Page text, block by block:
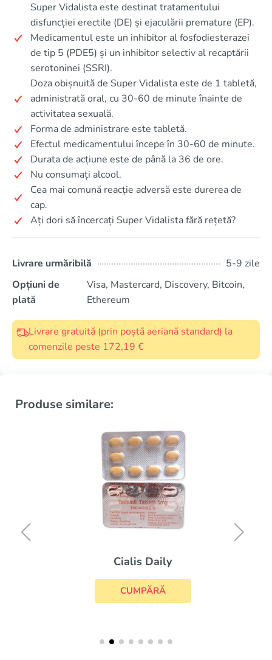
Super Vidalista este destinat tratamentului
disfuncției erectile (DE) și ejaculării premature (EP).
Medicamentul este un inhibitor al fosfodiesterazei
de tip 5 (PDE5) și un inhibitor selectiv al recaptării
serotoninei (SSRI).
Doza obișnuită de Super Vidalista este de 1 tabletă,
administrată oral, cu 30-60 de minute înainte de
activitatea sexuală.
Forma de administrare este tabletă.
Efectul medicamentului începe în 30-60 de minute.
Durata de acțiune este de până la 36 de ore.
Nu consumați alcool.
Cea mai comună reacție adversă este durerea de
cap.
Ați dori să încercați Super Vidalista fără rețetă?
Livrare urmăribilă
5-9 zile
Opțiuni de
plată
Visa, Mastercard, Discovery, Bitcoin,
Ethereum
Livrare gratuită (prin poștă aeriană standard) la
comenzile peste 172,19 €
Produse similare:
Cialis Daily
CUMPĂRĂ